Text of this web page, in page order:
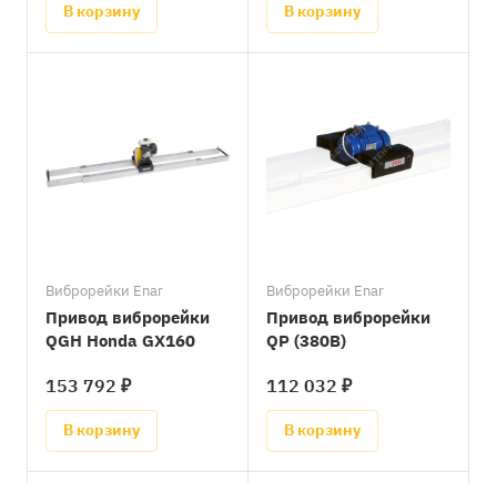
В корзину В корзину
Виброрейки Enar
Привод виброрейки
QGH Honda GX160
153 792 ₽
В корзину
Виброрейки Enar
Привод виброрейки
QP (380В)
112 032 ₽
В корзину